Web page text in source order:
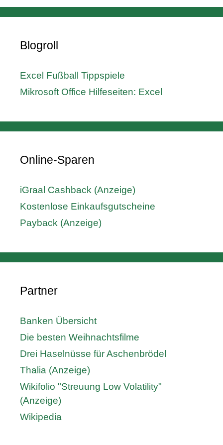
Blogroll
Excel Fußball Tippspiele
Mikrosoft Office Hilfeseiten: Excel
Online-Sparen
iGraal Cashback (Anzeige)
Kostenlose Einkaufsgutscheine
Payback (Anzeige)
Partner
Banken Übersicht
Die besten Weihnachtsfilme
Drei Haselnüsse für Aschenbrödel
Thalia (Anzeige)
Wikifolio "Streuung Low Volatility"
(Anzeige)
Wikipedia